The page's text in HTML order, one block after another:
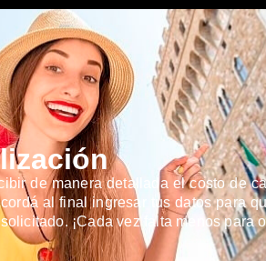
de manera detallada el costo de
al final ingresar tus datos para
¡Cada vez falta menos para